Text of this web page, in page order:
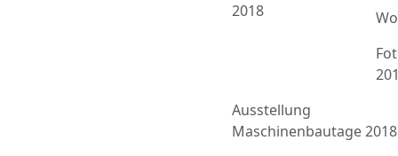
2018
Ausstellung
Maschinenbautage 2018